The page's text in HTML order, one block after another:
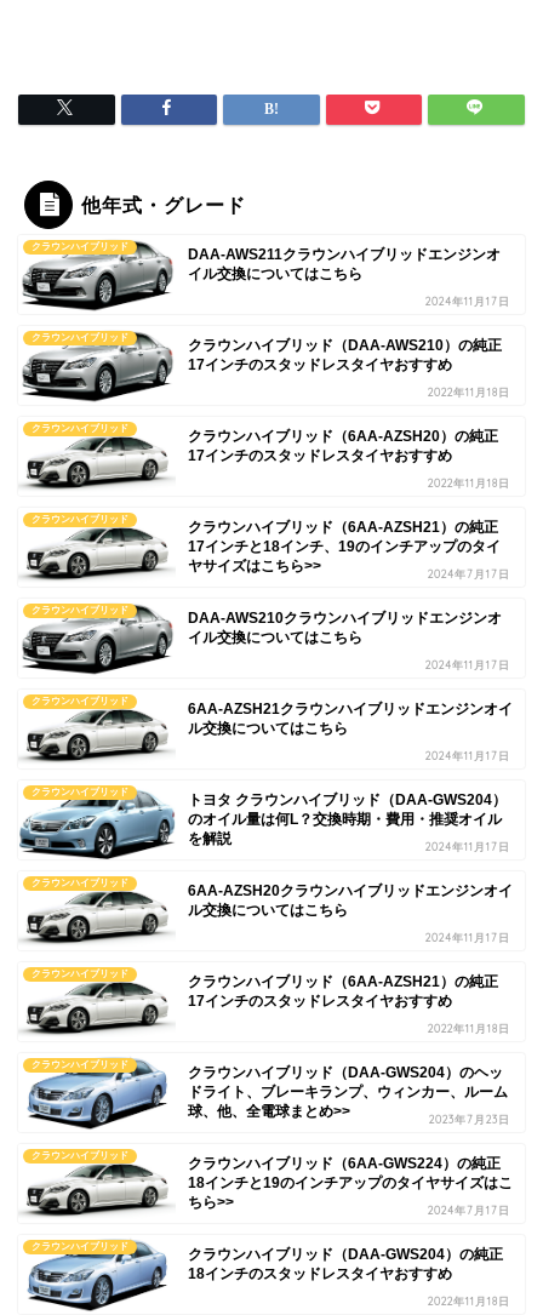
他年式・グレード
クラウンハイブリッド
DAA-AWS211クラウンハイブリッドエンジンオ
イル交換についてはこちら
2024年11月17日
クラウンハイブリッド
クラウンハイブリッド（DAA-AWS210）の純正
17インチのスタッドレスタイヤおすすめ
2022年11月18日
クラウンハイブリッド
クラウンハイブリッド（6AA-AZSH20）の純正
17インチのスタッドレスタイヤおすすめ
2022年11月18日
クラウンハイブリッド
クラウンハイブリッド（6AA-AZSH21）の純正
17インチと18インチ、19のインチアップのタイ
ヤサイズはこちら>>
2024年7月17日
クラウンハイブリッド
DAA-AWS210クラウンハイブリッドエンジンオ
イル交換についてはこちら
2024年11月17日
クラウンハイブリッド
6AA-AZSH21クラウンハイブリッドエンジンオイ
ル交換についてはこちら
2024年11月17日
クラウンハイブリッド
トヨタ クラウンハイブリッド（DAA-GWS204）
のオイル量は何L？交換時期・費用・推奨オイル
を解説
2024年11月17日
クラウンハイブリッド
6AA-AZSH20クラウンハイブリッドエンジンオイ
ル交換についてはこちら
2024年11月17日
クラウンハイブリッド
クラウンハイブリッド（6AA-AZSH21）の純正
17インチのスタッドレスタイヤおすすめ
2022年11月18日
クラウンハイブリッド
クラウンハイブリッド（DAA-GWS204）のヘッ
ドライト、ブレーキランプ、ウィンカー、ルーム
球、他、全電球まとめ>>
2023年7月23日
クラウンハイブリッド
クラウンハイブリッド（6AA-GWS224）の純正
18インチと19のインチアップのタイヤサイズはこ
ちら>>
2024年7月17日
クラウンハイブリッド
クラウンハイブリッド（DAA-GWS204）の純正
18インチのスタッドレスタイヤおすすめ
2022年11月18日